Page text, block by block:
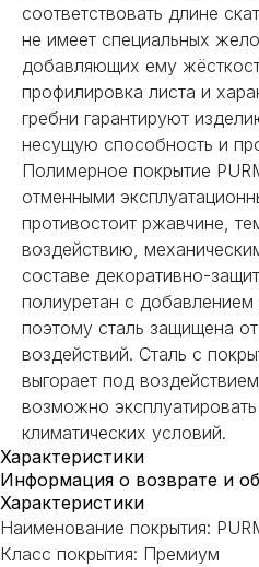
соответствовать длине
не имеет специальных
добавляющих ему
профилировка листа и
гребни гарантируют
несущую способность и
Полимерное покрытие
отменными
противостоит ржавчине,
воздействию,
составе декоративно-
полиуретан с добавлением
поэтому сталь защищена
воздействий. Сталь с
выгорает под
возможно
климатических условий.
Характеристики
Информация о возврате и
Характеристики
Наименование покрытия:
Класс покрытия: Премиум